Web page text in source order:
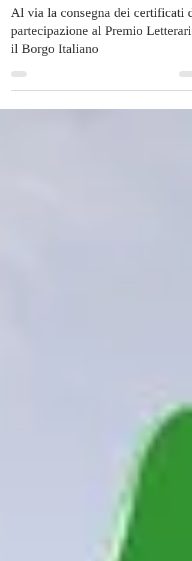
17 apr 2020 Tempo di lettura: 1 min
Al via la consegna dei certificati di
partecipazione al Premio Letterario
il Borgo Italiano